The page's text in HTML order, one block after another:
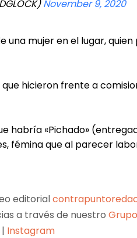
November 9, 2020
una mujer en el lugar,
hicieron frente a
habría «Pichado»
fémina que al parecer
editorial
a través de nuestro
| Instagram